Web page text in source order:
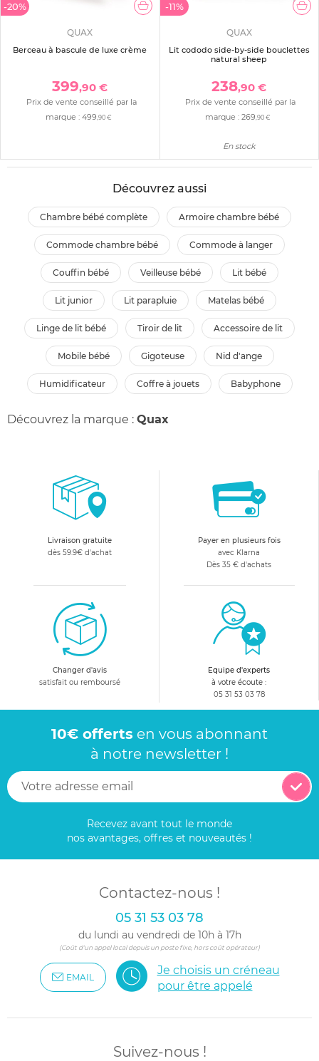
-20%
QUAX
Berceau à bascule de luxe crème
399,90 €
Prix de vente conseillé par la
marque : 499 ,90 €
-11%
QUAX
Lit cododo side-by-side bouclettes
natural sheep
238,90 €
Prix de vente conseillé par la
marque : 269 ,90 €
En stock
Découvrez aussi
chambre bébé complète armoire chambre bébé
commode chambre bébé commode à langer
couffin bébé veilleuse bébé lit bébé
lit junior lit parapluie matelas bébé
linge de lit bébé tiroir de lit accessoire de lit
mobile bébé gigoteuse nid d'ange
humidificateur coffre à jouets babyphone
Découvrez la marque : Quax
Livraison gratuite
dès 59.9€ d'achat
Payer en plusieurs fois
avec Klarna
Dès 35 € d'achats
Changer d'avis
satisfait ou remboursé
Equipe d'experts
à votre écoute :
05 31 53 03 78
10€ offerts en vous abonnant
à notre newsletter !
Recevez avant tout le monde
nos avantages, offres et nouveautés !
Contactez-nous !
05 31 53 03 78
du lundi au vendredi de 10h à 17h
(Coût d'un appel local depuis un poste fixe, hors coût opérateur)
EMAIL
Je choisis un créneau
pour être appelé
Suivez-nous !